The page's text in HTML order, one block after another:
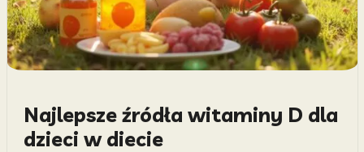
Najlepsze źródła witaminy D dla
dzieci w diecie